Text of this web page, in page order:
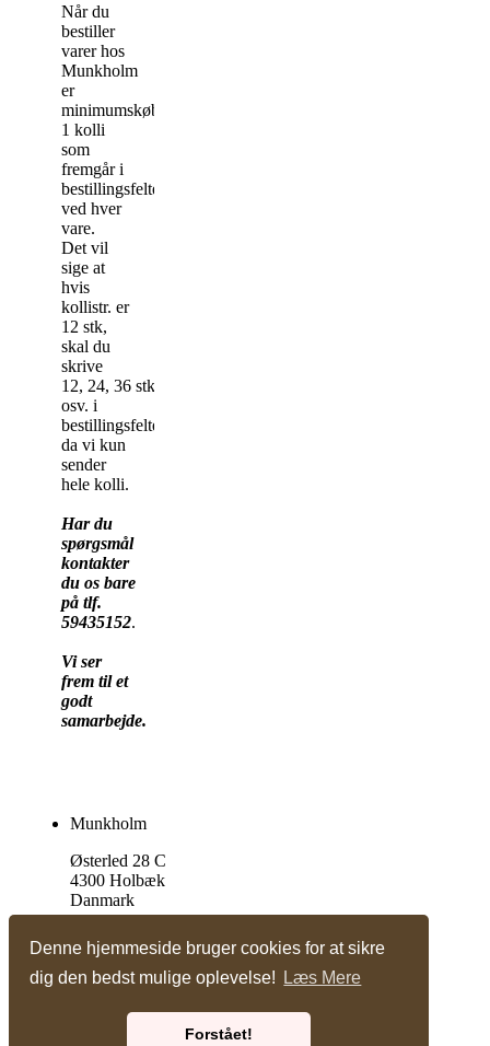
Denne hjemmeside bruger cookies for at sikre
dig den bedst mulige oplevelse!
Læs Mere
Forstået!
Når du
bestiller
varer hos
Munkholm
er
minimumskøbet
1 kolli
som
fremgår i
bestillingsfeltet
ved hver
vare.
Det vil
sige at
hvis
kollistr. er
12 stk,
skal du
skrive
12, 24, 36 stk
osv. i
bestillingsfeltet,
da vi kun
sender
hele kolli.
Har du
spørgsmål
kontakter
du os bare
på tlf.
59435152.
Vi ser
frem til et
godt
samarbejde.
Munkholm
Østerled 28 C
4300 Holbæk
Danmark
Tlf. +45 59 43 51 52
Vis almindelig hjemmeside
Bricksite.com